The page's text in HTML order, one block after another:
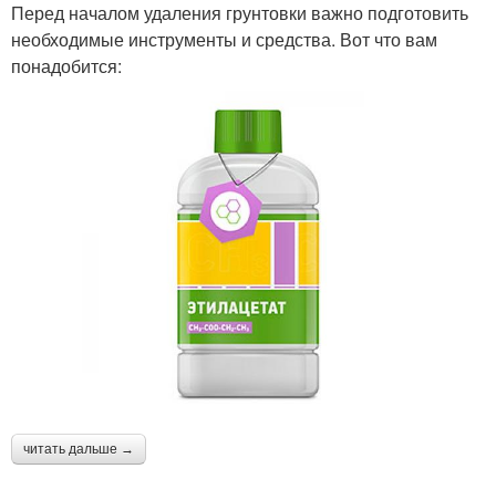
Перед началом удаления грунтовки важно подготовить
необходимые инструменты и средства. Вот что вам
понадобится:
читать дальше →